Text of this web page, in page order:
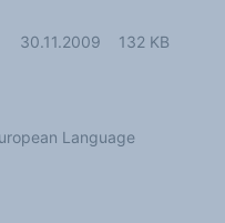
30.11.2009 132 KB
Language